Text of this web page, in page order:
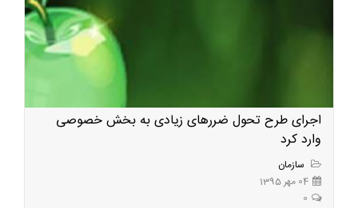
اجرای طرح تحول ضررهای زیادی به بخش خصوصی
وارد کرد
سازمان
04 مهر 1395
0